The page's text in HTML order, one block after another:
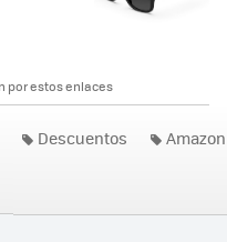
por estos enlaces
Descuentos